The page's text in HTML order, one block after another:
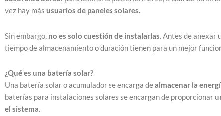
vez hay más usuarios de paneles solares.
Sin embargo, no es solo cuestión de instalarlas . Antes de
tiempo de almacenamiento o duración tienen para un mejor
¿Qué es una batería solar?
Una batería solar o acumulador se encarga dealmacenar la
baterías para instalaciones solares se encargan de proporcionar
el sistema.